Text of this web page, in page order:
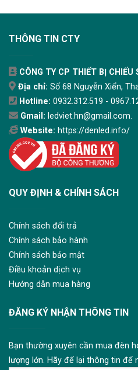
THÔNG TIN CTY
CÔNG TY CP THIẾT BỊ CHIẾU
Địa chỉ: Số 68 Nguyễn Xiển,
Hotline: 0932.312.519 -
Gmail: ledviet.hn@gmail.com.
Website: https://denled.info/
QUY ĐỊNH & CHÍNH SÁCH
Chính sách đổi trả
Chính sách bảo hành
Chính sách bảo mật
Điều khoản dịch vụ
Hướng dẫn mua hàng
ĐĂNG KÝ NHẬN THÔNG TIN
Bạn thường xuyên cần mua đèn
lượng lớn. Hãy để lại thông tin để